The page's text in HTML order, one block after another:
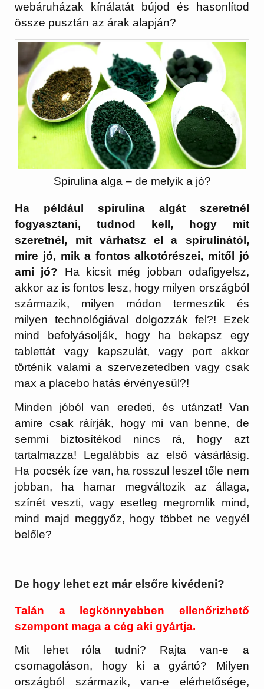
webáruházak kínálatát bújod és hasonlítod
össze pusztán az árak alapján?
Spirulina alga – de melyik a jó?
Ha például spirulina algát szeretnél
fogyasztani, tudnod kell, hogy mit
szeretnél, mit várhatsz el a spirulinától,
mire jó, mik a fontos alkotórészei, mitől jó
ami jó? Ha kicsit még jobban odafigyelsz,
akkor az is fontos lesz, hogy milyen országból
származik, milyen módon termesztik és
milyen technológiával dolgozzák fel?! Ezek
mind befolyásolják, hogy ha bekapsz egy
tablettát vagy kapszulát, vagy port akkor
történik valami a szervezetedben vagy csak
max a placebo hatás érvényesül?!
Minden jóból van eredeti, és utánzat! Van
amire csak ráírják, hogy mi van benne, de
semmi biztosítékod nincs rá, hogy azt
tartalmazza! Legalábbis az első vásárlásig.
Ha pocsék íze van, ha rosszul leszel tőle nem
jobban, ha hamar megváltozik az állaga,
színét veszti, vagy esetleg megromlik mind,
mind majd meggyőz, hogy többet ne vegyél
belőle?
De hogy lehet ezt már elsőre kivédeni?
Talán a legkönnyebben ellenőrizhető
szempont maga a cég aki gyártja.
Mit lehet róla tudni? Rajta van-e a
csomagoláson, hogy ki a gyártó? Milyen
országból származik, van-e elérhetősége,